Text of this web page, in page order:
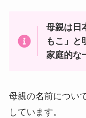
母親は日
もこ」と
家庭的な
母親の名前につい
しています。